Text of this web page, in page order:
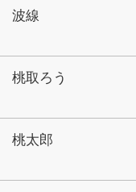
波線
桃取ろう
桃太郎